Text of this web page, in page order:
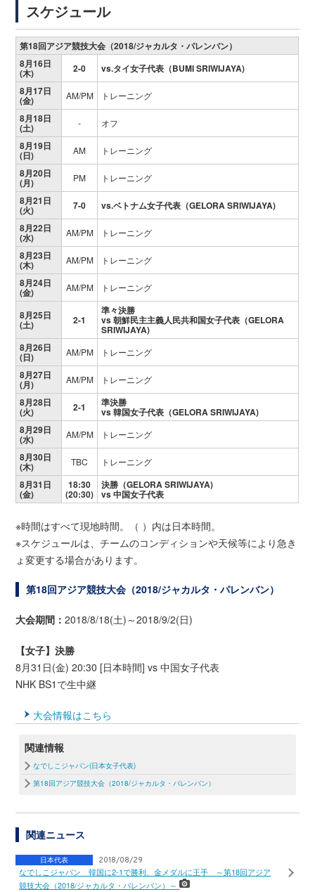
スケジュール
第18回アジア競技大会（2018/ジャカルタ・パレンバン）
8月16日
(木) 2-0
vs.タイ女子代表（BUMI SRIWIJAYA)
8月17日
(金) AM/PM トレーニング
8月18日
(土) - オフ
8月19日
(日) AM トレーニング
8月20日
(月) PM トレーニング
8月21日
(火) 7-0
vs.ベトナム女子代表（GELORA SRIWIJAYA)
8月22日
(水) AM/PM トレーニング
8月23日
(木) AM/PM トレーニング
8月24日
(金) AM/PM トレーニング
8月25日
(土) 2-1
準々決勝
vs 朝鮮民主主義人民共和国女子代表（GELORA
SRIWIJAYA)
8月26日
(日) AM/PM トレーニング
8月27日
(月) AM/PM トレーニング
8月28日
(火) 2-1 準決勝
vs 韓国女子代表（GELORA SRIWIJAYA)
8月29日
(水) AM/PM トレーニング
8月30日
(木) TBC トレーニング
8月31日
(金)
18:30
(20:30)
決勝（GELORA SRIWIJAYA)
vs 中国女子代表
※時間はすべて現地時間。（ ）内は日本時間。
※スケジュールは、チームのコンディションや天候等により急き
ょ変更する場合があります。
第18回アジア競技大会（2018/ジャカルタ・パレンバン）
大会期間：2018/8/18(土)～2018/9/2(日)
【女子】決勝
8月31日(金) 20:30 [日本時間] vs 中国女子代表
NHK BS1で生中継
大会情報はこちら
関連情報
なでしこジャパン(日本女子代表)
第18回アジア競技大会（2018/ジャカルタ・パレンバン）
関連ニュース
日本代表 2018/08/29
なでしこジャパン 韓国に2-1で勝利、金メダルに王手 ～第18回アジア
競技大会（2018/ジャカルタ・パレンバン）～